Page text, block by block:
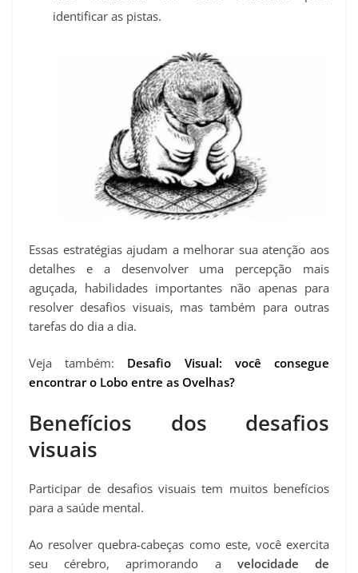
identificar as pistas.
Essas estratégias ajudam a melhorar sua atenção aos
detalhes e a desenvolver uma percepção mais
aguçada, habilidades importantes não apenas para
resolver desafios visuais, mas também para outras
tarefas do dia a dia.
Veja também: Desafio Visual: você consegue
encontrar o Lobo entre as Ovelhas?
Benefícios dos desafios
visuais
Participar de desafios visuais tem muitos benefícios
para a saúde mental.
Ao resolver quebra-cabeças como este, você exercita
seu cérebro, aprimorando a velocidade de